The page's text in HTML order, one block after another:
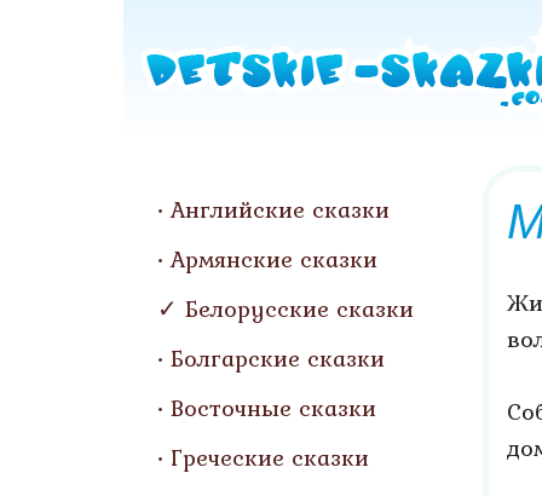
Английские сказки
Армянские сказки
Белорусские сказки
Болгарские сказки
Восточные сказки
Греческие сказки